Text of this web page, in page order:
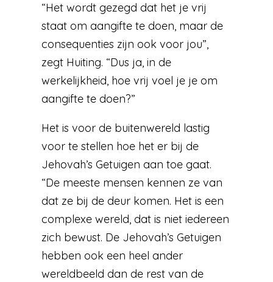
“Het wordt gezegd dat het je vrij
staat om aangifte te doen, maar de
consequenties zijn ook voor jou”,
zegt Huiting. “Dus ja, in de
werkelijkheid, hoe vrij voel je je om
aangifte te doen?”
Het is voor de buitenwereld lastig
voor te stellen hoe het er bij de
Jehovah’s Getuigen aan toe gaat.
“De meeste mensen kennen ze van
dat ze bij de deur komen. Het is een
complexe wereld, dat is niet iedereen
zich bewust. De Jehovah’s Getuigen
hebben ook een heel ander
wereldbeeld dan de rest van de